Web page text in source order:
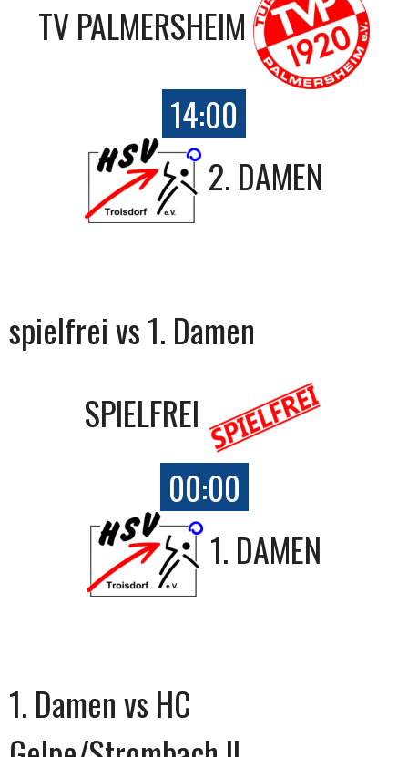
TV PALMERSHEIM
14:00
2. DAMEN
spielfrei vs 1. Damen
SPIELFREI
00:00
1. DAMEN
1. Damen vs HC